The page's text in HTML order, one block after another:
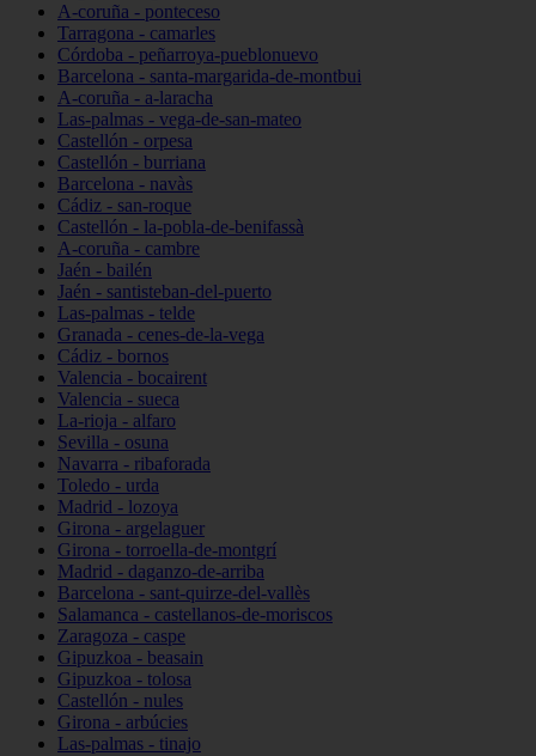
A-coruña - ponteceso
Tarragona - camarles
Córdoba - peñarroya-pueblonuevo
Barcelona - santa-margarida-de-montbui
A-coruña - a-laracha
Las-palmas - vega-de-san-mateo
Castellón - orpesa
Castellón - burriana
Barcelona - navàs
Cádiz - san-roque
Castellón - la-pobla-de-benifassà
A-coruña - cambre
Jaén - bailén
Jaén - santisteban-del-puerto
Las-palmas - telde
Granada - cenes-de-la-vega
Cádiz - bornos
Valencia - bocairent
Valencia - sueca
La-rioja - alfaro
Sevilla - osuna
Navarra - ribaforada
Toledo - urda
Madrid - lozoya
Girona - argelaguer
Girona - torroella-de-montgrí
Madrid - daganzo-de-arriba
Barcelona - sant-quirze-del-vallès
Salamanca - castellanos-de-moriscos
Zaragoza - caspe
Gipuzkoa - beasain
Gipuzkoa - tolosa
Castellón - nules
Girona - arbúcies
Las-palmas - tinajo